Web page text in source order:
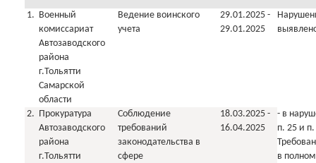
1. Военный
комиссариат
Автозаводского
района
г.Тольятти
Самарской
области
Ведение воинского
учета
29.01.2025 -
29.01.2025
2. Прокуратура
Автозаводского
района
г.Тольятти
Соблюдение
требований
законодательства в
сфере
18.03.2025 -
16.04.2025
- в
п. 25 и
в